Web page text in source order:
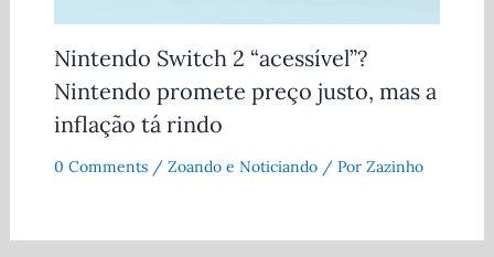
Nintendo Switch 2 “acessível”?
Nintendo promete preço justo, mas a
inflação tá rindo
0 Comments / Zoando e Noticiando/ Por Zazinho